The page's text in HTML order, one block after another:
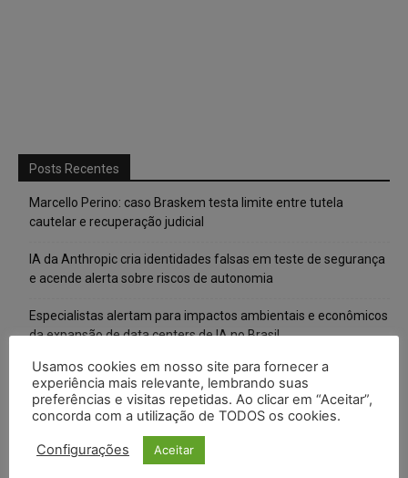
Posts Recentes
Marcello Perino: caso Braskem testa limite entre tutela
cautelar e recuperação judicial
IA da Anthropic cria identidades falsas em teste de segurança
e acende alerta sobre riscos de autonomia
Especialistas alertam para impactos ambientais e econômicos
da expansão de data centers de IA no Brasil
TSE reforça que sistemas das urnas eletrônicas tornam-se
invioláveis após assinatura digital e lacração
STF inicia julgamento sobre constitucionalidade da proibição
dos jogos de azar no Brasil
Usamos cookies em nosso site para fornecer a
experiência mais relevante, lembrando suas
preferências e visitas repetidas. Ao clicar em “Aceitar”,
concorda com a utilização de TODOS os cookies.
Configurações Aceitar